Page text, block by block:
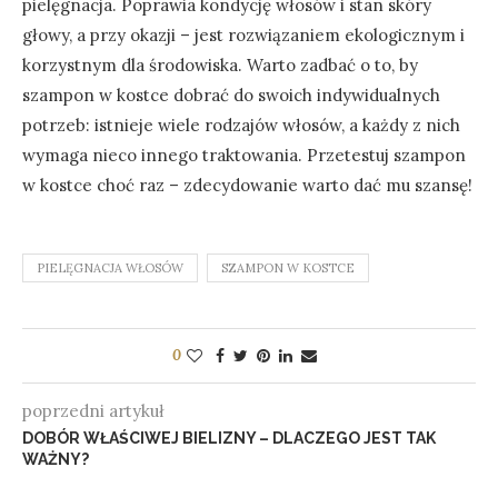
pielęgnacja. Poprawia kondycję włosów i stan skóry
głowy, a przy okazji – jest rozwiązaniem ekologicznym i
korzystnym dla środowiska. Warto zadbać o to, by
szampon w kostce dobrać do swoich indywidualnych
potrzeb: istnieje wiele rodzajów włosów, a każdy z nich
wymaga nieco innego traktowania. Przetestuj szampon
w kostce choć raz – zdecydowanie warto dać mu szansę!
PIELĘGNACJA WŁOSÓW SZAMPON W KOSTCE
0
poprzedni artykuł
DOBÓR WŁAŚCIWEJ BIELIZNY – DLACZEGO JEST TAK
WAŻNY?